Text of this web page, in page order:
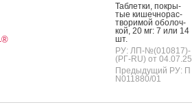
®
Таб­летки, пок­ры­
тые ки­шеч­но­рас­
тво­римой обо­лоч­
кой, 20 мг: 7 или 14
шт.
РУ: ЛП-№(010817)-
(РГ-RU) от 04.07.25
Предыдущий РУ: П
N011880/01